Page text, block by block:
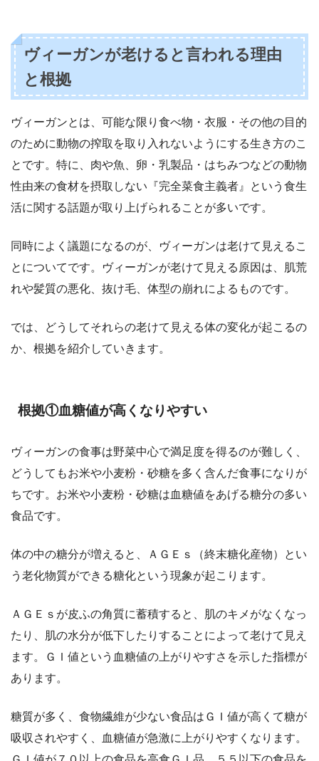
ヴィーガンが老けると言われる理由
と根拠
ヴィーガンとは、可能な限り食べ物・衣服・その他の目的
のために動物の搾取を取り入れないようにする生き方のこ
とです。特に、肉や魚、卵・乳製品・はちみつなどの動物
性由来の食材を摂取しない『完全菜食主義者』という食生
活に関する話題が取り上げられることが多いです。
同時によく議題になるのが、ヴィーガンは老けて見えるこ
とについてです。ヴィーガンが老けて見える原因は、肌荒
れや髪質の悪化、抜け毛、体型の崩れによるものです。
では、どうしてそれらの老けて見える体の変化が起こるの
か、根拠を紹介していきます。
根拠①血糖値が高くなりやすい
ヴィーガンの食事は野菜中心で満足度を得るのが難しく、
どうしてもお米や小麦粉・砂糖を多く含んだ食事になりが
ちです。お米や小麦粉・砂糖は血糖値をあげる糖分の多い
食品です。
体の中の糖分が増えると、ＡＧＥｓ（終末糖化産物）とい
う老化物質ができる糖化という現象が起こります。
ＡＧＥｓが皮ふの角質に蓄積すると、肌のキメがなくなっ
たり、肌の水分が低下したりすることによって老けて見え
ます。ＧＩ値という血糖値の上がりやすさを示した指標が
あります。
糖質が多く、食物繊維が少ない食品はＧＩ値が高くて糖が
吸収されやすく、血糖値が急激に上がりやすくなります。